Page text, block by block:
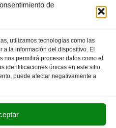
de
utilizamos tecnologías como las
a la información del dispositivo. El
permitirá procesar datos como el
identificaciones únicas en este sitio.
puede afectar negativamente a
contenidos o servicios
Sitios Enlazados y por tanto
daños producidos por la
indisponibilidad, error e
o servicios de los Sitios
daño que no sea
ENTIDAD.